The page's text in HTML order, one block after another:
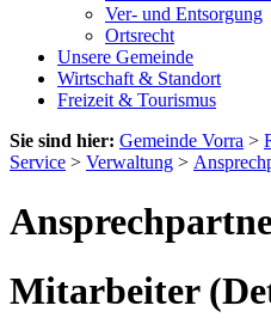
Ver- und Entsorgung
Ortsrecht
Unsere Gemeinde
Wirtschaft & Standort
Freizeit & Tourismus
Sie sind hier: Gemeinde Vorra >
Service > Verwaltung >
Mitarbeiter